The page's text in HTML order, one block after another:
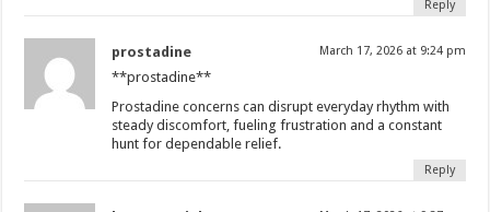
Reply
prostadine March 17, 2026 at 9:24 pm
**prostadine**
Prostadine concerns can disrupt everyday rhythm with
steady discomfort, fueling frustration and a constant
hunt for dependable relief.
Reply